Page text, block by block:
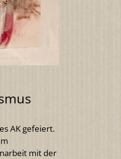
AK gefeiert.
mit der